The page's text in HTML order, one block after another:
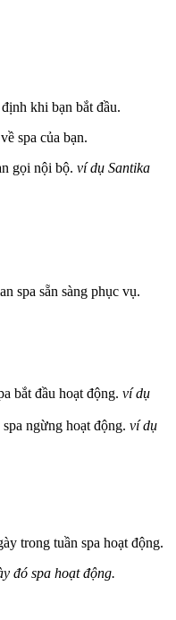
khi bạn bắt đầu.
spa của bạn.
gọi nội bộ. ví dụ Santika
spa sẵn sàng phục vụ.
bắt đầu hoạt động. ví dụ
ngừng hoạt động. ví dụ
trong tuần spa hoạt động.
đó spa hoạt động.